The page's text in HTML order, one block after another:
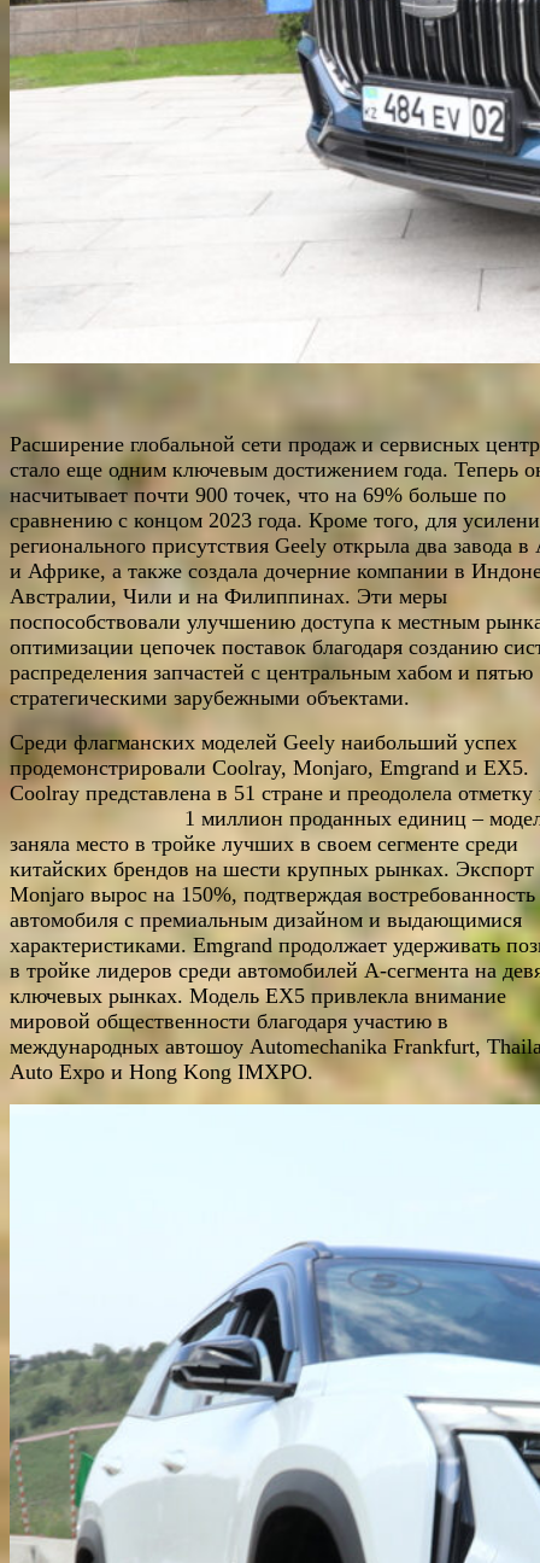
Расширение глобальной сети продаж и сервисных
стало еще одним ключевым достижением года. Теперь
насчитывает почти 900 точек, что на 69% больше по
сравнению с концом 2023 года. Кроме того, для
регионального присутствия Geely открыла два завода в
и Африке, а также создала дочерние компании в
Австралии, Чили и на Филиппинах. Эти меры
поспособствовали улучшению доступа к местным
оптимизации цепочек поставок благодаря созданию
распределения запчастей с центральным хабом и пятью
стратегическими зарубежными объектами.
Среди флагманских моделей Geely наибольший успех
продемонстрировали Coolray, Monjaro, Emgrand и EX5.
Coolray представлена в 51 стране и преодолела отметку
1 миллион проданных единиц –
заняла место в тройке лучших в своем сегменте среди
китайских брендов на шести крупных рынках. Экспорт
Monjaro вырос на 150%, подтверждая востребованность
автомобиля с премиальным дизайном и выдающимися
характеристиками. Emgrand продолжает удерживать
в тройке лидеров среди автомобилей A-сегмента на
ключевых рынках. Модель EX5 привлекла внимание
мировой общественности благодаря участию в
международных автошоу Automechanika Frankfurt,
Auto Expo и Hong Kong IMXPO.